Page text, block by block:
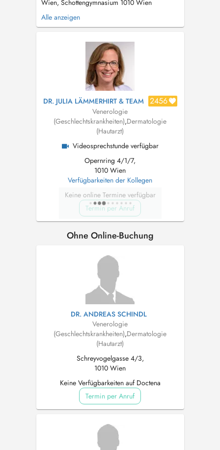
Wien, Schottengymnasium 1010 Wien
Turnusausbildung KH Göttlicher Heiland 1170
Wien Facharztausbildung Universitätsklink
2006-2012 Oberarzt am Landesklinikum
Wiener Neustadt Abteilung für Dermatologie,
Alle anzeigen
DR. JULIA LÄMMERHIRT & TEAM 2456
Venerologie
(Geschlechtskrankheiten),Dermatologie
(Hautarzt)
Videosprechstunde verfügbar
Opernring 4/1/7,
1010 Wien
Verfügbarkeiten der Kollegen
Keine online Termine verfügbar
Termin per Anruf
Ohne Online-Buchung
DR. ANDREAS SCHINDL
Venerologie
(Geschlechtskrankheiten),Dermatologie
(Hautarzt)
Schreyvogelgasse 4/3,
1010 Wien
Keine Verfügbarkeiten auf Doctena
Termin per Anruf